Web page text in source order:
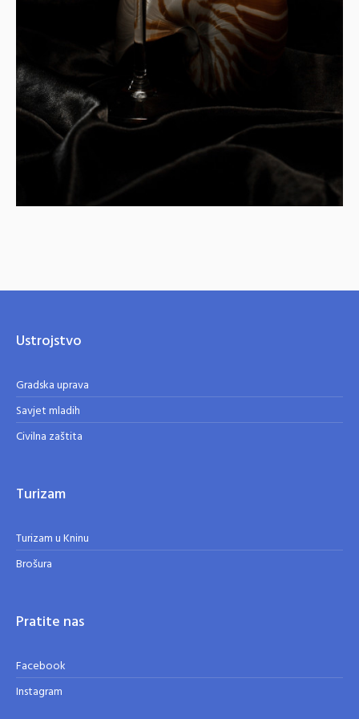
Ustrojstvo
Gradska uprava
Savjet mladih
Civilna zaštita
Turizam
Turizam u Kninu
Brošura
Pratite nas
Facebook
Instagram